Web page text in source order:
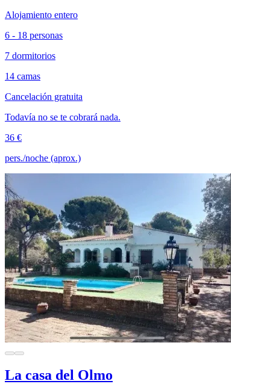
Alojamiento entero
6 - 18 personas
7 dormitorios
14 camas
Cancelación gratuita
Todavía no se te cobrará nada.
36 €
pers./noche (aprox.)
La casa del Olmo